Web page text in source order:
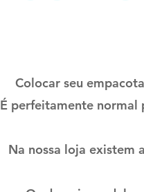
Colocar seu
É perfeitamente normal
Na nossa loja existem